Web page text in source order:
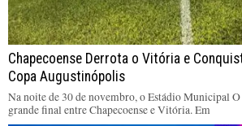
Chapecoense Derrota o Vitória e
Copa Augustinópolis
Na noite de 30 de novembro, o Estádio Municipal
grande final entre Chapecoense e Vitória. Em